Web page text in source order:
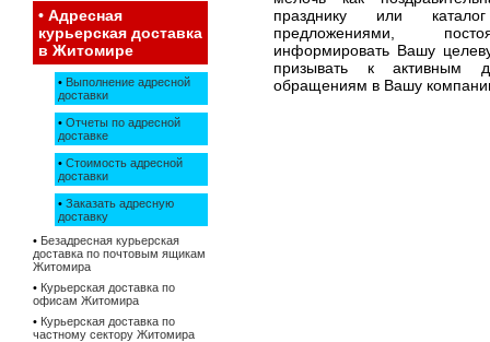
• Адресная
курьерская доставка
в Житомире
• Выполнение адресной
доставки
• Отчеты по адресной
доставке
• Стоимость адресной
доставки
• Заказать адресную
доставку
• Безадресная курьерская
доставка по почтовым ящикам
Житомира
• Курьерская доставка по
офисам Житомира
• Курьерская доставка по
частному сектору Житомира
празднику или
предложениями,
информировать Вашу
призывать к активным
обращениям в Вашу